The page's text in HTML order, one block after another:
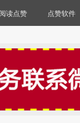
读点赞 点赞软件